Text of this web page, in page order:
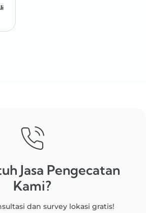
Jasa Pengecatan
Kami?
dan survey lokasi gratis!